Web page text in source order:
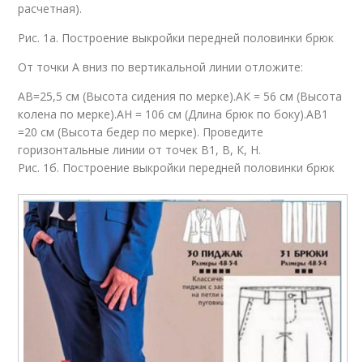
расчетная).
Рис. 1а. Построение выкройки передней половинки брюк
От точки А вниз по вертикальной линии отложите:
АВ=25,5 см (Высота сидения по мерке).АК = 56 см (Высота
колена по мерке).АН = 106 см (Длина брюк по боку).АВ1
=20 см (Высота бедер по мерке). Проведите
горизонтальные линии от точек В1, В, К, Н.
Рис. 1б. Построение выкройки передней половинки брюк